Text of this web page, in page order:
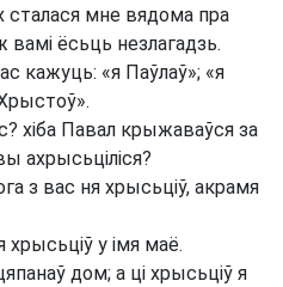
сталася мне вядома пра
ёсьць незлагадзь.
кажуць: «я Паўлаў»; «я
хіба Павал крыжаваўся за
ахрысьціліся?
з вас ня хрысьціў, акрамя
хрысьціў у імя маё.
дом; а ці хрысьціў я